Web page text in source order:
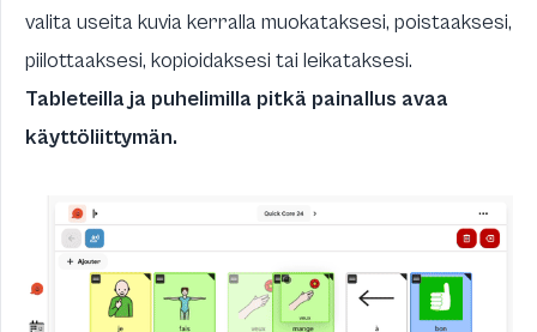
valita useita kuvia kerralla muokataksesi, poistaaksesi,
piilottaaksesi, kopioidaksesi tai leikataksesi.
Tableteilla ja puhelimilla pitkä painallus avaa
käyttöliittymän.